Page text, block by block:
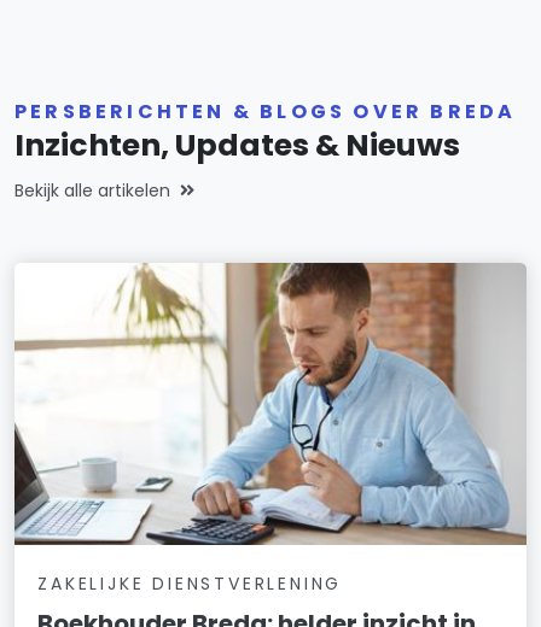
PERSBERICHTEN & BLOGS OVER BREDA
Inzichten, Updates & Nieuws
Bekijk alle artikelen
ZAKELIJKE DIENSTVERLENING